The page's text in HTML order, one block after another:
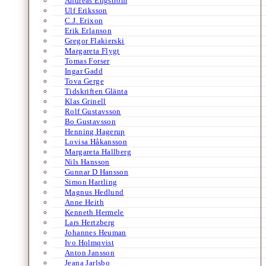
Ulf Eriksson
C.J. Erixon
Erik Erlanson
Gregor Flakierski
Margareta Flygt
Tomas Forser
Ingar Gadd
Tova Gerge
Tidskriften Glänta
Klas Grinell
Rolf Gustavsson
Bo Gustavsson
Henning Hagerup
Lovisa Håkansson
Margareta Hallberg
Nils Hansson
Gunnar D Hansson
Simon Hartling
Magnus Hedlund
Anne Heith
Kenneth Hermele
Lars Hertzberg
Johannes Heuman
Ivo Holmqvist
Anton Jansson
Jeana Jarlsbo